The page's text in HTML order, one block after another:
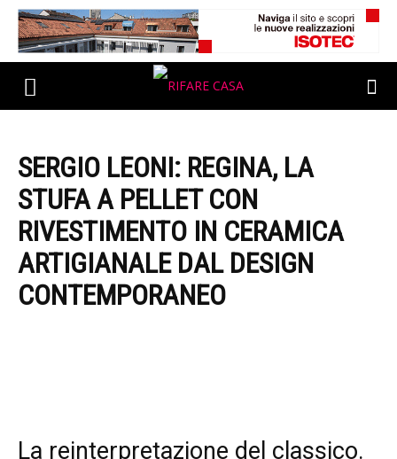
SERGIO LEONI: REGINA, LA
STUFA A PELLET CON
RIVESTIMENTO IN CERAMICA
ARTIGIANALE DAL DESIGN
CONTEMPORANEO
La reinterpretazione del classico.